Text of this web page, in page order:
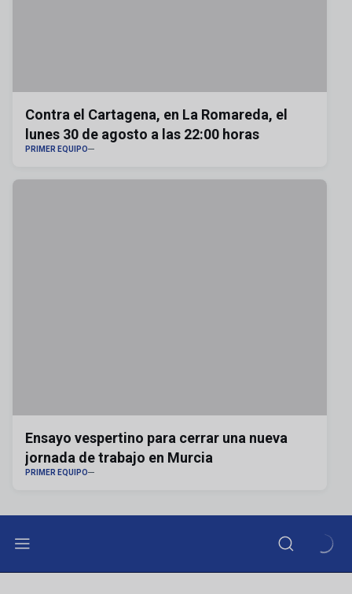
Contra el Cartagena, en La Romareda, el
lunes 30 de agosto a las 22:00 horas
PRIMER EQUIPO
Ensayo vespertino para cerrar una nueva
jornada de trabajo en Murcia
PRIMER EQUIPO